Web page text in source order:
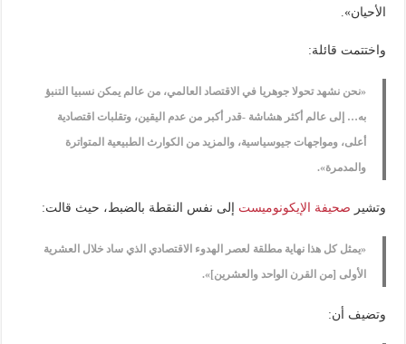
الأحيان».
واختتمت قائلة:
«نحن نشهد تحولا جوهريا في الاقتصاد العالمي، من عالم يمكن نسبيا التنبؤ
به… إلى عالم أكثر هشاشة -قدر أكبر من عدم اليقين، وتقلبات اقتصادية
أعلى، ومواجهات جيوسياسية، والمزيد من الكوارث الطبيعية المتواترة
والمدمرة».
وتشير صحيفة الإيكونوميست إلى نفس النقطة بالضبط، حيث قالت:
«يمثل كل هذا نهاية مطلقة لعصر الهدوء الاقتصادي الذي ساد خلال العشرية
الأولى [من القرن الواحد والعشرين]».
وتضيف أن: